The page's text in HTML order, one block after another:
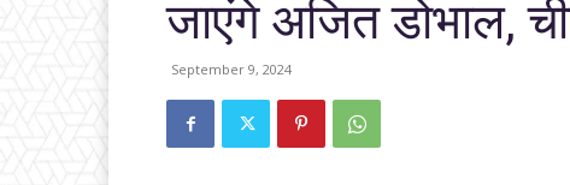
जाएंगे अजित डोभाल,
September 9, 2024